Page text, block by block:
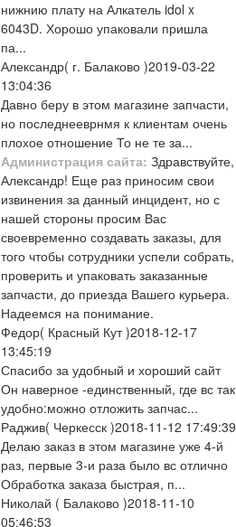
нижнию плату на Алкатель idol x
6043D. Хорошо упаковали пришла
па...
Александр( г. Балаково )2019-03-22
13:04:36
Давно беру в этом магазине запчасти,
но последнееврнмя к клиентам очень
плохое отношение То не те за...
Администрация сайта: Здравствуйте,
Александр! Еще раз приносим свои
извинения за данный инцидент, но с
нашей стороны просим Вас
своевременно создавать заказы, для
того чтобы сотрудники успели собрать,
проверить и упаковать заказанные
запчасти, до приезда Вашего курьера.
Надеемся на понимание.
Федор( Красный Кут )2018-12-17
13:45:19
Спасибо за удобный и хороший сайт
Он наверное -единственный, где вс так
удобно:можно отложить запчас...
Раджив( Черкесск )2018-11-12 17:49:39
Делаю заказ в этом магазине уже 4-й
раз, первые 3-и раза было вс отлично
Обработка заказа быстрая, п...
Николай ( Балаково )2018-11-10
05:46:53